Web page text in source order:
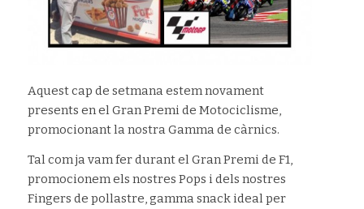
Aquest cap de setmana estem novament
presents en el Gran Premi de Motociclisme,
promocionant la nostra Gamma de càrnics.
Tal com ja vam fer durant el Gran Premi de F1,
promocionem els nostres Pops i dels nostres
Fingers de pollastre, gamma snack ideal per